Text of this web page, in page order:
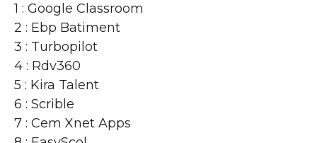
1 : Google Classroom
2 : Ebp Batiment
3 : Turbopilot
4 : Rdv360
5 : Kira Talent
6 : Scrible
7 : Cem Xnet Apps